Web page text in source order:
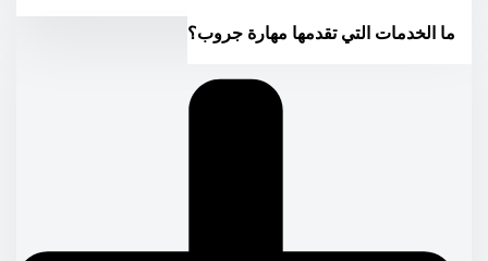
ما الخدمات التي تقدمها مهارة جروب؟